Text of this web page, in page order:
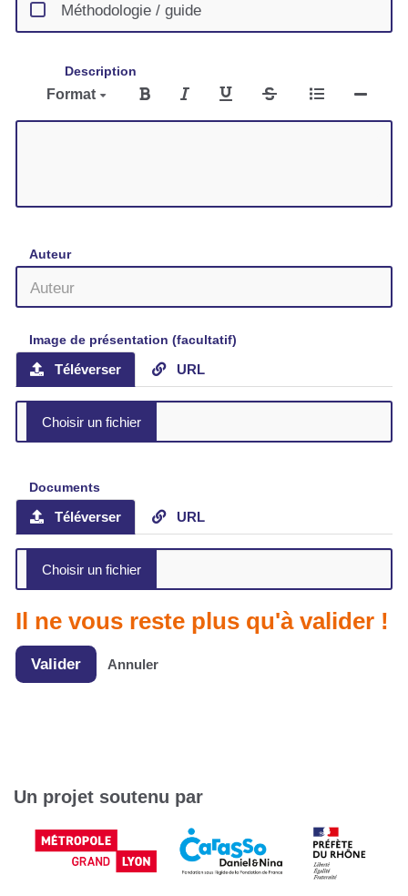
Méthodologie / guide
Description
Format
Auteur
Image de présentation (facultatif)
Téléverser URL
Documents
Téléverser URL
Il ne vous reste plus qu'à valider !
Valider Annuler
Un projet soutenu par